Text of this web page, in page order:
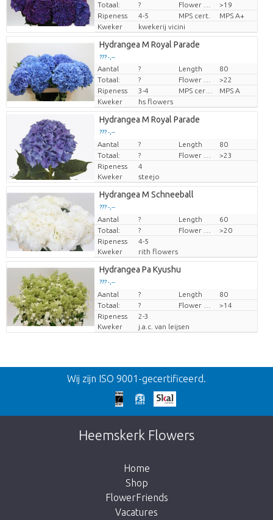
Totaal:
?
>19
Ripeness
4-5 MPS cert.
MPS A+
Kweker
kwekerij vicini
Hydrangea M Royal Parade
??? -,--
Prijs per stuk
Aantal ? Length
80
Totaal:
?
>22
Ripeness
3-4
MPS A
Kweker
hs flowers
Hydrangea M Royal Parade
??? -,--
Prijs per stuk
Aantal ? Length
80
Totaal:
?
>23
Ripeness
4
Kweker
steejo
Hydrangea M Schneeball
??? -,--
Prijs per stuk
Aantal ? Length
60
Totaal:
?
>20
Ripeness
4-5
Kweker
rith flowers
Hydrangea Pa Kyushu
??? -,--
Prijs per stuk
Aantal ? Length
80
Totaal:
?
>14
Ripeness
2-3
Kweker
j.a.c. van leijsen
Terug
Te laat!
Dit artikel is helaas uitverkocht. Klik op de
knop hieronder om terug te gaan naar de
Wij zijn ISO 9001-gecertificeerd.
Heemskerk Flowers
Home
Shop
FlowerFriends
Vacatures